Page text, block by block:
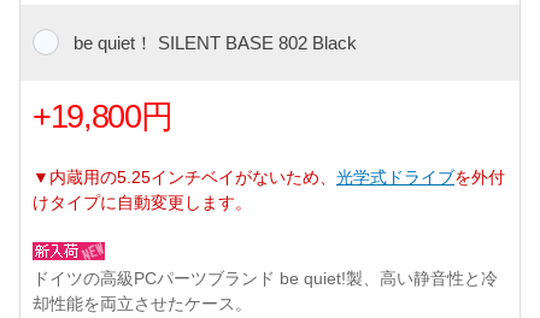
be quiet！ SILENT BASE 802 Black
+19,800円
▼内蔵用の5.25インチベイがないため、 光学式ドライブを外付
けタイプに自動変更します。
ドイツの高級PCパーツブランド be quiet!製、高い静音性と冷
却性能を両立させたケース。